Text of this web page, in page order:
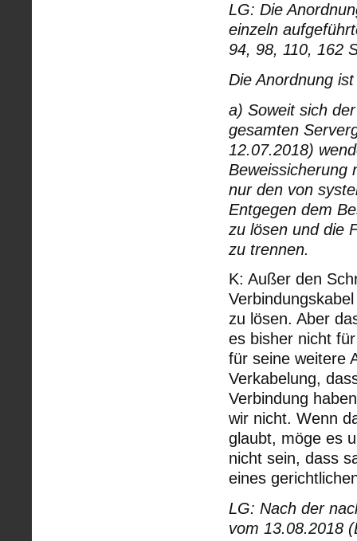
LG: Die
einzeln
94, 98, 110, 162
Die Anordnung
a) Soweit sich
gesamten
12.07.2018)
Beweissicherung
nur den von
Entgegen dem
zu lösen und die
zu trennen.
K: Außer den
zu lösen. Aber
es bisher nicht
für seine weitere
Verkabelung,
Verbindung
wir nicht. Wenn
glaubt, möge es
nicht sein, dass
eines
LG: Nach der
vom 13.08.2018